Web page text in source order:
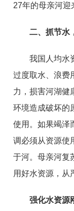
27年的母亲河迎
二、抓节水
我国人均水
过度取水、浪费
力，损害河湖健
环境造成破坏的
使用。如果竭泽
调必须从资源使
于河。母亲河复
用好水资源，从
强化水资源